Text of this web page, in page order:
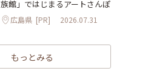
族館」ではじまるアートさんぽ
広島県 [PR] 2026.07.31
もっとみる